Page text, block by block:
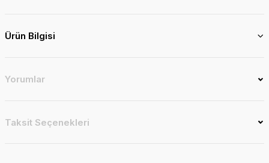
Ürün Bilgisi
Yorumlar
Taksit Seçenekleri